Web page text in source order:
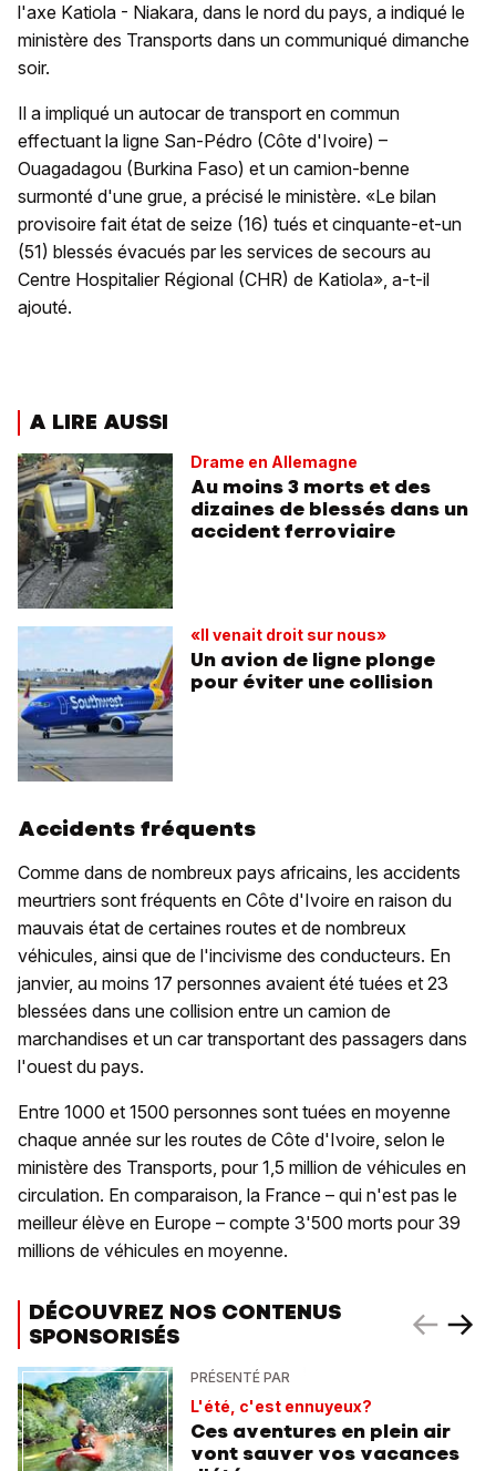
l'axe Katiola - Niakara, dans le nord du pays, a indiqué le
ministère des Transports dans un communiqué dimanche
soir.
Il a impliqué un autocar de transport en commun
effectuant la ligne San-Pédro (Côte d'Ivoire) –
Ouagadagou (Burkina Faso) et un camion-benne
surmonté d'une grue, a précisé le ministère. «Le bilan
provisoire fait état de seize (16) tués et cinquante-et-un
(51) blessés évacués par les services de secours au
Centre Hospitalier Régional (CHR) de Katiola», a-t-il
ajouté.
A LIRE AUSSI
Drame en Allemagne
Au moins 3 morts et des
dizaines de blessés dans un
accident ferroviaire
«Il venait droit sur nous»
Un avion de ligne plonge
pour éviter une collision
Accidents fréquents
Comme dans de nombreux pays africains, les accidents
meurtriers sont fréquents en Côte d'Ivoire en raison du
mauvais état de certaines routes et de nombreux
véhicules, ainsi que de l'incivisme des conducteurs. En
janvier, au moins 17 personnes avaient été tuées et 23
blessées dans une collision entre un camion de
marchandises et un car transportant des passagers dans
l'ouest du pays.
Entre 1000 et 1500 personnes sont tuées en moyenne
chaque année sur les routes de Côte d'Ivoire, selon le
ministère des Transports, pour 1,5 million de véhicules en
circulation. En comparaison, la France – qui n'est pas le
meilleur élève en Europe – compte 3'500 morts pour 39
millions de véhicules en moyenne.
DÉCOUVREZ NOS CONTENUS
SPONSORISÉS
PRÉSENTÉ PAR
L'été, c'est ennuyeux?
Ces aventures en plein air
vont sauver vos vacances